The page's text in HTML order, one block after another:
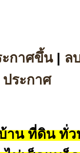
ะกาศขึ้น| ล
ประกาศ
น ที่ดิน ทั่ว